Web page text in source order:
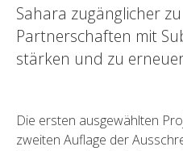
Sahara zugänglicher
Partnerschaften mit
stärken und zu
Die ersten ausgewählten
zweiten Auflage der